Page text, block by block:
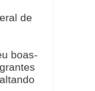
de
boas-